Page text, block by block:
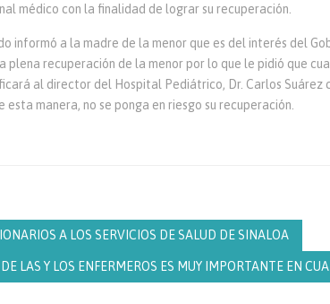
médico con la finalidad de lograr su recuperación.
informó a la madre de la menor que es del interés del
plena recuperación de la menor por lo que le pidió que
al director del Hospital Pediátrico, Dr. Carlos Suárez
esta manera, no se ponga en riesgo su recuperación.
A LOS SERVICIOS DE SALUD DE SINALOA
DE LAS Y LOS ENFERMEROS ES MUY IMPORTANTE EN